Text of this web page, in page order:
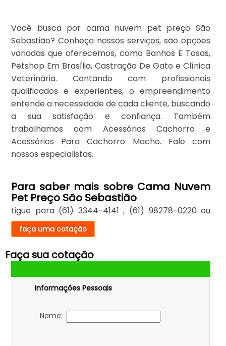
Você busca por cama nuvem pet preço São
Sebastião? Conheça nossos serviços, são opções
variadas que oferecemos, como Banhos E Tosas,
Petshop Em Brasília, Castração De Gato e Clínica
Veterinária. Contando com profissionais
qualificados e experientes, o empreendimento
entende a necessidade de cada cliente, buscando
a sua satisfação e confiança. Também
trabalhamos com Acessórios Cachorro e
Acessórios Para Cachorro Macho. Fale com
nossos especialistas.
Para saber mais sobre Cama Nuvem
Pet Preço São Sebastião
Ligue para (61) 3344-4141 , (61) 98278-0220 ou
faça uma cotação
Faça sua cotação
Informações Pessoais
Nome: